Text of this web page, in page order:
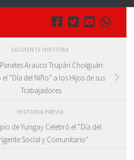
SIGUIENTE HISTORIA
Arauco Trupán Cholguán
el “Día del Niño” a los Hijos de sus
Trabajadores
HISTORIA PREVIA
de Yungay Celebró el “Día del
Social y Comunitario”